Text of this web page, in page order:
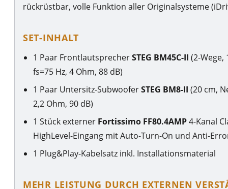
rückrüstbar, volle Funktion aller Originalsysteme
SET-INHALT
1 Paar FrontlautsprecherSTEG BM45C-II (2-
fs=75 Hz, 4 Ohm, 88 dB)
1 Paar Untersitz-SubwooferSTEG BM8-II (20 cm,
2,2 Ohm, 90 dB)
1 Stück externer Fortissimo FF80.4AMP4-Kanal
HighLevel-Eingang mit Auto-Turn-On und Anti-
1 Plug&Play-Kabelsatz inkl. Installationsmaterial
MEHR LEISTUNG DURCH EXTERNEN